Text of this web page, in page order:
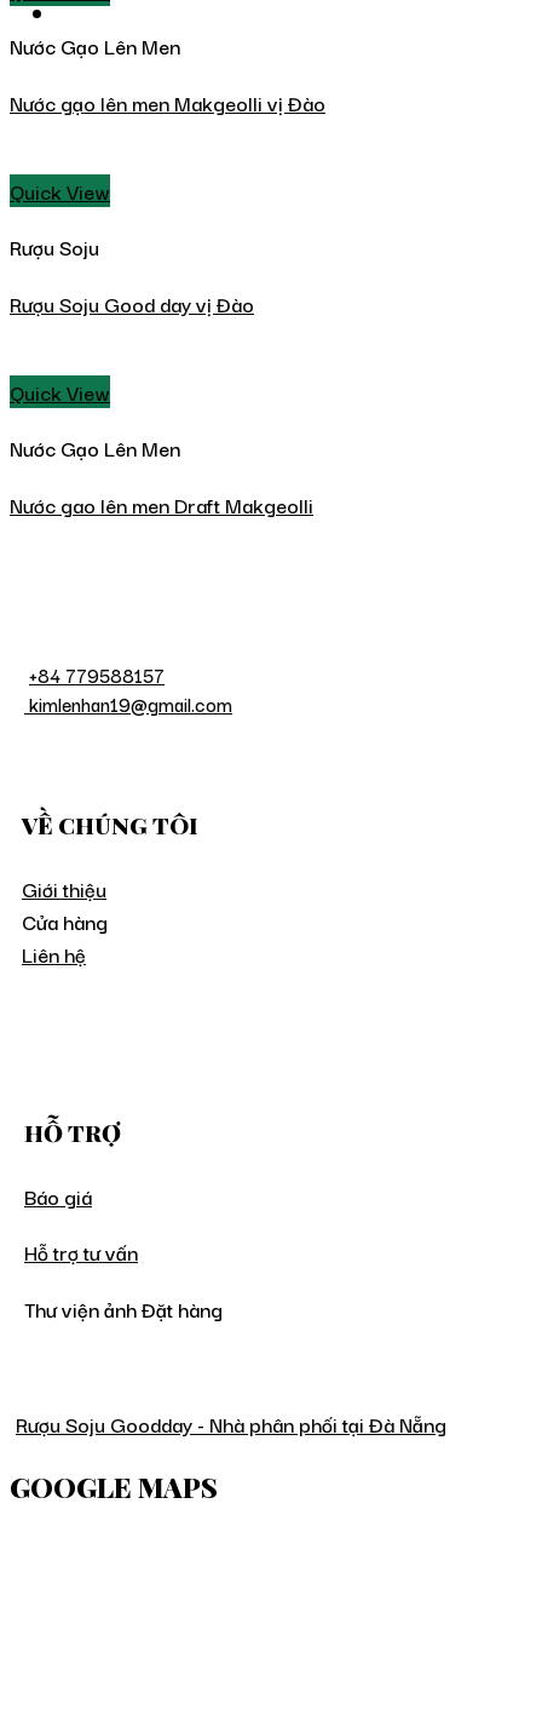
Nước Gạo Lên Men
Nước gạo lên men Makgeolli vị Đào
Quick View
Rượu Soju
Rượu Soju Good day vị Đào
Quick View
Nước Gạo Lên Men
Nước gao lên men Draft Makgeolli
+84 779588157
kimlenhan19@gmail.com
VỀ CHÚNG TÔI
Giới thiệu
Cửa hàng
Liên hệ
HỖ TRỢ
Báo giá
Hỗ trợ tư vấn
Thư viện ảnh Đặt hàng
Rượu Soju Goodday - Nhà phân phối tại Đà Nẵng
GOOGLE MAPS